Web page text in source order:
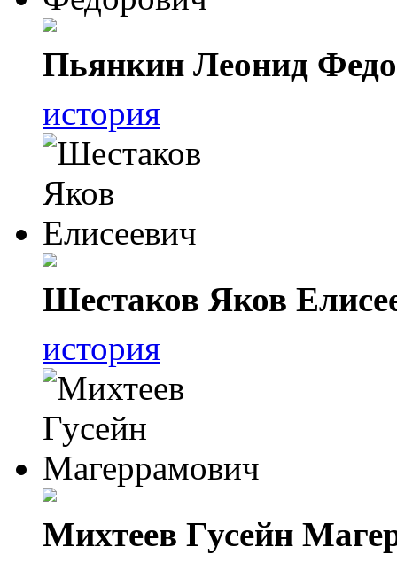
Пьянкин Леонид
история
Шестаков Яков
история
Михтеев Гусейн